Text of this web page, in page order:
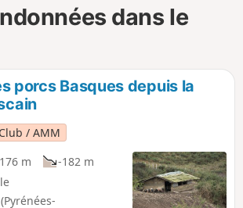
dans le
porcs Basques depuis la
/ AMM
m
-182 m